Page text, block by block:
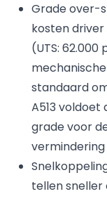
Grade over-
kosten
(UTS:
standaard
A513 voldoet
grade voor
vermindering
tellen sneller